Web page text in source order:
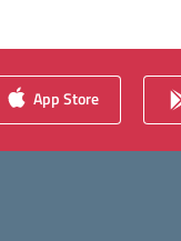
App Store